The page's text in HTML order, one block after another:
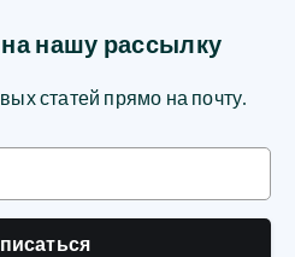
нашу рассылку
статей прямо на почту.